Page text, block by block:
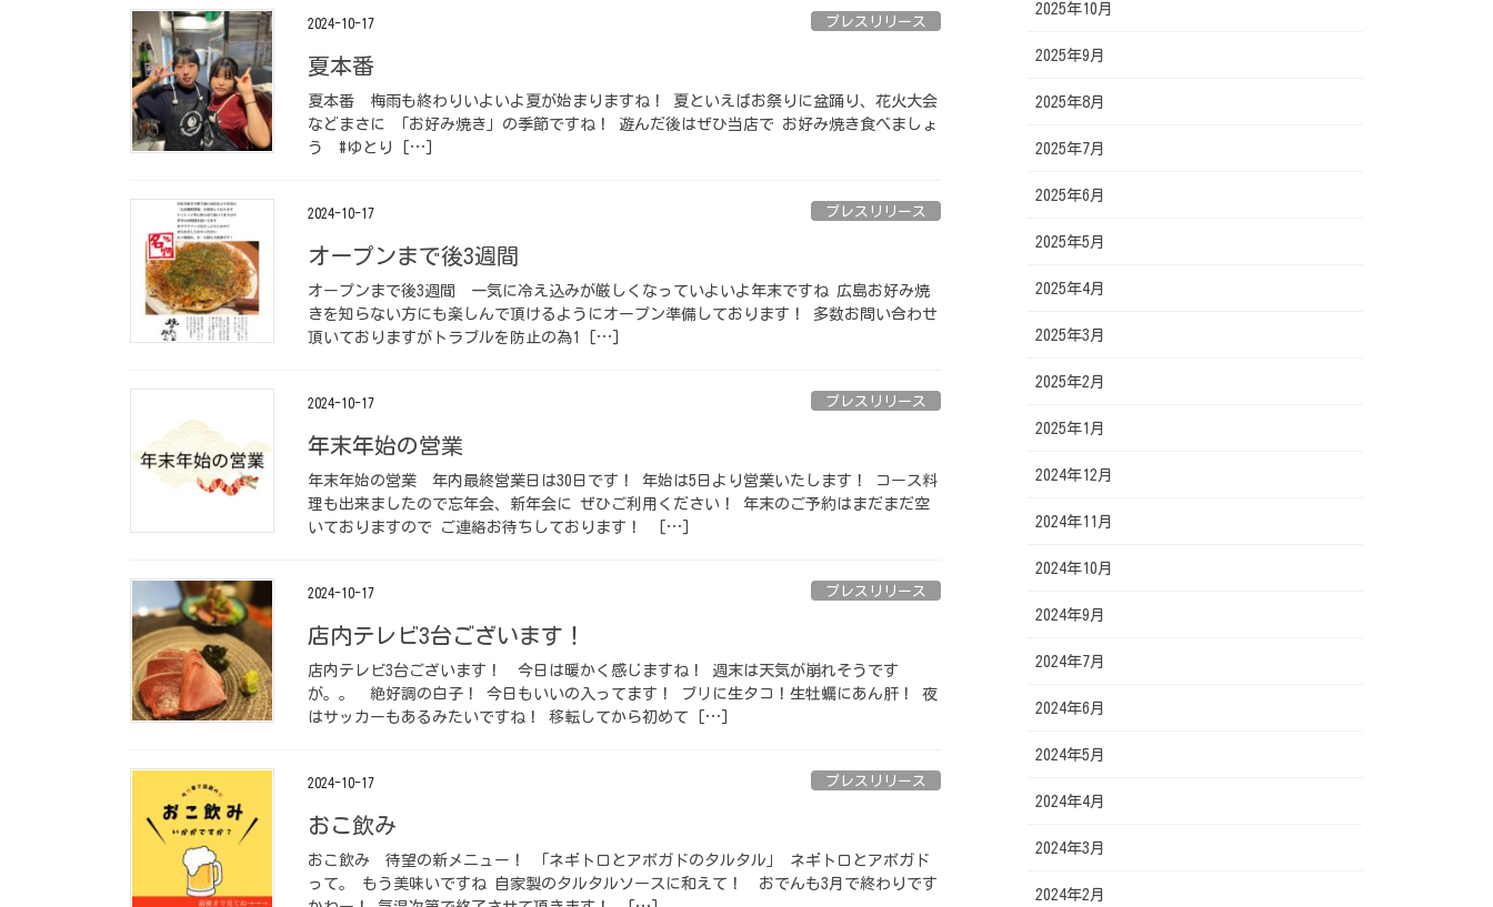
2024-10-17 プレスリリース
夏本番️ ⁡
夏本番️ ⁡ 梅雨も終わりいよいよ夏が始まりますね！ 夏といえばお祭りに盆踊り、花火大会
などまさに 「お好み焼き」の季節ですね！ 遊んだ後はぜひ当店で お好み焼き食べましょ
う️ ⁡ #ゆとり […]
2024-10-17 プレスリリース
オープンまで後3週間️ ⁡
オープンまで後3週間️ ⁡ 一気に冷え込みが厳しくなっていよいよ年末ですね 広島お好み焼
きを知らない方にも楽しんで頂けるようにオープン準備しております！ 多数お問い合わせ
頂いておりますがトラブルを防止の為1 […]
2024-10-17 プレスリリース
年末年始の営業 ⁡
年末年始の営業 ⁡ 年内最終営業日は30日です！ 年始は5日より営業いたします！ コース料
理も出来ましたので忘年会、新年会に ぜひご利用ください！ 年末のご予約はまだまだ空
いておりますので ご連絡お待ちしております！ ⁡ […]
2024-10-17 プレスリリース
店内テレビ3台ございます！ ⁡
店内テレビ3台ございます！ ⁡ 今日は暖かく感じますね！ 週末は天気が崩れそうです
が。。 ⁡ 絶好調の白子！ 今日もいいの入ってます！ ブリに生タコ！生牡蠣にあん肝！ 夜
はサッカーもあるみたいですね！ 移転してから初めて […]
2024-10-17 プレスリリース
おこ飲み ⁡
おこ飲み ⁡ 待望の新メニュー！ 「ネギトロとアボガドのタルタル」 ネギトロとアボガド
って。 もう美味いですね 自家製のタルタルソースに和えて！ ⁡ おでんも3月で終わりです
2025年10月
2025年9月
2025年8月
2025年7月
2025年6月
2025年5月
2025年4月
2025年3月
2025年2月
2025年1月
2024年12月
2024年11月
2024年10月
2024年9月
2024年7月
2024年6月
2024年5月
2024年4月
2024年3月
2024年2月